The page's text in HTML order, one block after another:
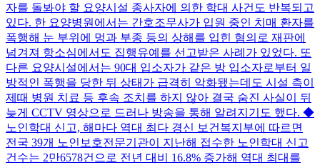
자를 돌봐야 할 요양시설 종사자에 의한 학대 사건도 반복되고
있다. 한 요양병원에서는 간호조무사가 입원 중인 치매 환자를
폭행해 눈 부위에 멍과 부종 등의 상해를 입힌 혐의로 재판에
넘겨져 항소심에서도 집행유예를 선고받은 사례가 있었다. 또
다른 요양시설에서는 90대 입소자가 같은 방 입소자로부터 일
방적인 폭행을 당한 뒤 상태가 급격히 악화됐는데도 시설 측이
제때 병원 치료 등 후속 조치를 하지 않아 결국 숨진 사실이 뒤
늦게 CCTV 영상으로 드러나 방송을 통해 알려지기도 했다. ◆
노인학대 신고, 해마다 역대 최다 경신 보건복지부에 따르면
전국 39개 노인보호전문기관이 지난해 접수한 노인학대 신고
건수는 2만6578건으로 전년 대비 16.8% 증가해 역대 최대를